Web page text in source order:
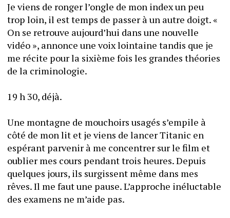
Je viens de ronger l’ongle de mon index un peu
trop loin, il est temps de passer à un autre doigt. «
On se retrouve aujourd’hui dans une nouvelle
vidéo », annonce une voix lointaine tandis que je
me récite pour la sixième fois les grandes théories
de la criminologie.
19 h 30, déjà.
Une montagne de mouchoirs usagés s’empile à
côté de mon lit et je viens de lancer Titanic en
espérant parvenir à me concentrer sur le film et
oublier mes cours pendant trois heures. Depuis
quelques jours, ils surgissent même dans mes
rêves. Il me faut une pause. L’approche inéluctable
des examens ne m’aide pas.